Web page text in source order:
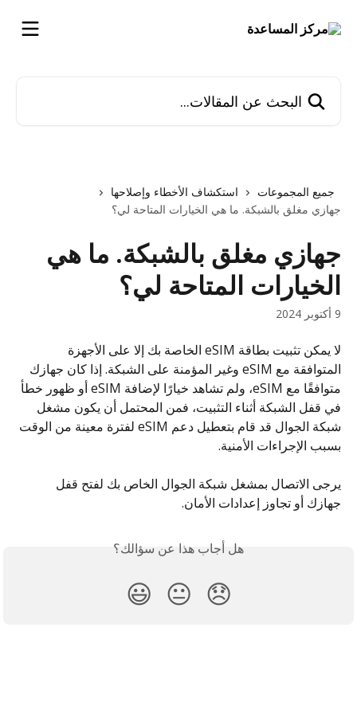
جميع المجموعات
استكشاف الأخطاء وإصلاحها
جهازي مغلق بالشبكة. ما هي الخيارات المتاحة لي؟
جهازي مغلق بالشبكة. ما هي
الخيارات المتاحة لي؟
9 أكتوبر 2024
لا يمكن تثبيت بطاقة eSIM الخاصة بك إلا على الأجهزة
المتوافقة مع eSIM وغير المؤمنة على الشبكة. إذا كان جهازك
متوافقًا مع eSIM، ولم تشاهد خيارًا لإضافة eSIM أو ظهور خطأ
في قفل الشبكة أثناء التثبيت، فمن المحتمل أن يكون مشغل
شبكة الجوال قد قام بتعطيل دعم eSIM لفترة معينة من الوقت
بسبب الإجراءات الأمنية.
يرجى الاتصال بمشغل شبكة الجوال الخاص بك لفتح قفل
جهازك أو تجاوز إعدادات الأمان.
هل أجاب هذا عن سؤالك؟
😞
😐
😃